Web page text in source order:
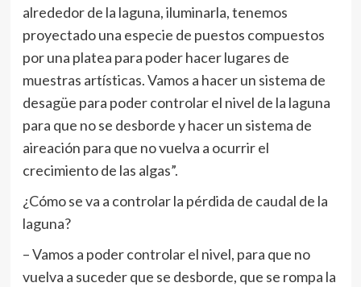
alrededor de la laguna, iluminarla, tenemos
proyectado una especie de puestos compuestos
por una platea para poder hacer lugares de
muestras artísticas. Vamos a hacer un sistema de
desagüe para poder controlar el nivel de la laguna
para que no se desborde y hacer un sistema de
aireación para que no vuelva a ocurrir el
crecimiento de las algas”.
¿Cómo se va a controlar la pérdida de caudal de la
laguna?
– Vamos a poder controlar el nivel, para que no
vuelva a suceder que se desborde, que se rompa la